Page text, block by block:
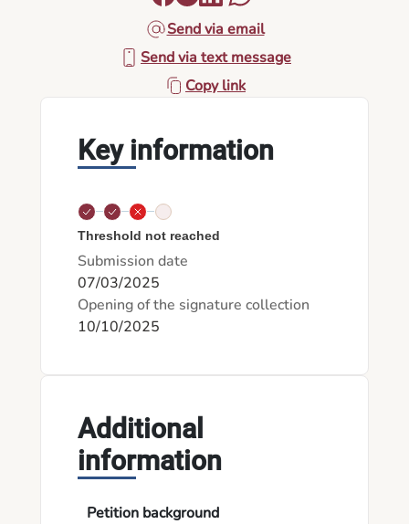
Send via email
Send via text message
Copy link
Key information
Threshold not reached
Submission date
07/03/2025
Opening of the signature collection
10/10/2025
Additional
information
Petition background